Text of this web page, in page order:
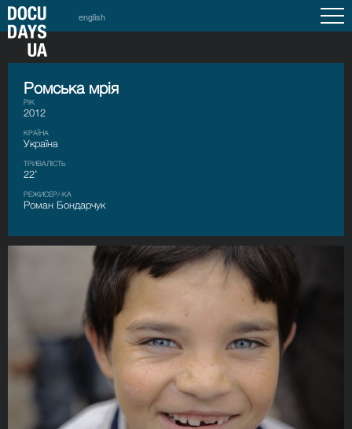
english
Ромська мрія
РІК
2012
КРАЇНА
Україна
ТРИВАЛІСТЬ
22’
РЕЖИСЕР/-КА
Роман Бондарчук